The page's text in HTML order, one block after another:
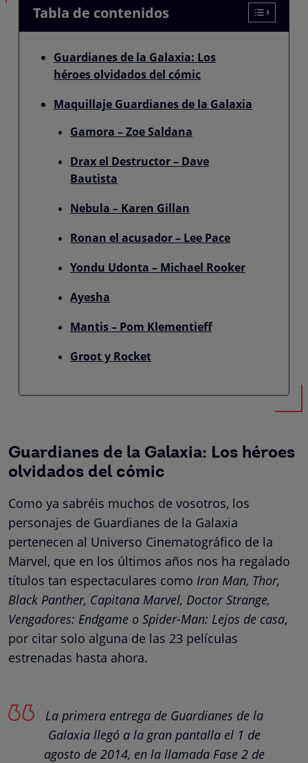
Tabla de contenidos
Guardianes de la Galaxia: Los
héroes olvidados del cómic
Maquillaje Guardianes de la Galaxia
Gamora – Zoe Saldana
Drax el Destructor – Dave
Bautista
Nebula – Karen Gillan
Ronan el acusador – Lee Pace
Yondu Udonta – Michael Rooker
Ayesha
Mantis – Pom Klementieff
Groot y Rocket
Guardianes de la Galaxia: Los héroes
olvidados del cómic
Como ya sabréis muchos de vosotros, los
personajes de Guardianes de la Galaxia
pertenecen al Universo Cinematográfico de la
Marvel, que en los últimos años nos ha regalado
títulos tan espectaculares como Iron Man, Thor,
Black Panther, Capitana Marvel, Doctor Strange,
Vengadores: Endgame o Spider-Man: Lejos de casa,
por citar solo alguna de las 23 películas
estrenadas hasta ahora.
La primera entrega de Guardianes de la
Galaxia llegó a la gran pantalla el 1 de
agosto de 2014, en la llamada Fase 2 de